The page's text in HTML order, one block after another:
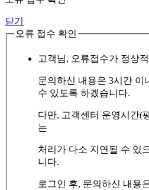
닫기
오류 접수 확인
고객님, 오류접수가 정상
문의하신 내용은 3시간 이
수 있도록 하겠습니다.
다만, 고객센터 운영시간(
는
처리가 다소 지연될 수 있
니다.
로그인 후, 문의하신 내용